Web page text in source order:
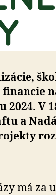
2024. V
a
má za